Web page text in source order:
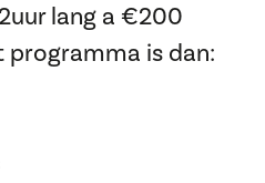
lang a €200
programma is dan: